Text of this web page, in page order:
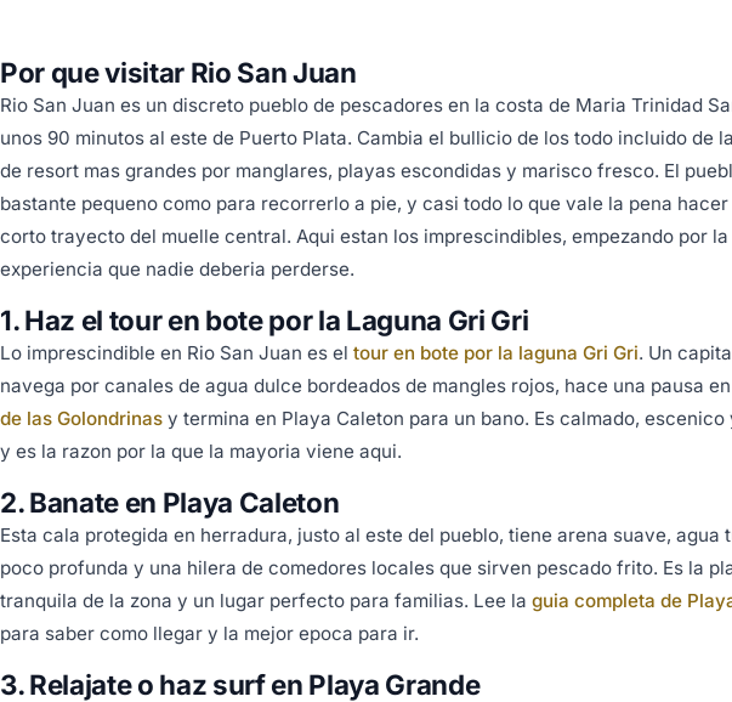
Por que visitar Rio San Juan
Rio San Juan es un discreto pueblo de pescadores en la costa de Maria Trinidad
unos 90 minutos al este de Puerto Plata. Cambia el bullicio de los todo incluido de
de resort mas grandes por manglares, playas escondidas y marisco fresco. El
bastante pequeno como para recorrerlo a pie, y casi todo lo que vale la pena hacer
corto trayecto del muelle central. Aqui estan los imprescindibles, empezando por la
experiencia que nadie deberia perderse.
1. Haz el tour en bote por la Laguna Gri Gri
Lo imprescindible en Rio San Juan es el tour en bote por la laguna Gri Gri. Un
navega por canales de agua dulce bordeados de mangles rojos, hace una pausa
de las Golondrinas y termina en Playa Caleton para un bano. Es calmado, escenico
y es la razon por la que la mayoria viene aqui.
2. Banate en Playa Caleton
Esta cala protegida en herradura, justo al este del pueblo, tiene arena suave, agua
poco profunda y una hilera de comedores locales que sirven pescado frito. Es la
tranquila de la zona y un lugar perfecto para familias. Lee la guia completa de
para saber como llegar y la mejor epoca para ir.
3. Relajate o haz surf en Playa Grande